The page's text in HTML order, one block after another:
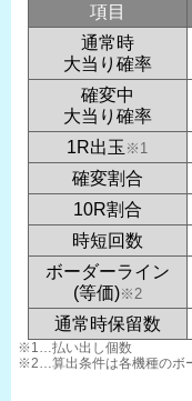
項目
通常時
大当り確率
確変中
大当り確率
1R出玉 ※1
確変割合
10R割合
時短回数
ボーダーライン
(等価)※2
通常時保留数
※1…払い出し個数
※2…算出条件は各機種のボ